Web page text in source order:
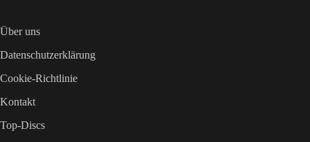
Über uns
Datenschutzerklärung
Cookie-Richtlinie
Kontakt
Top-Discs